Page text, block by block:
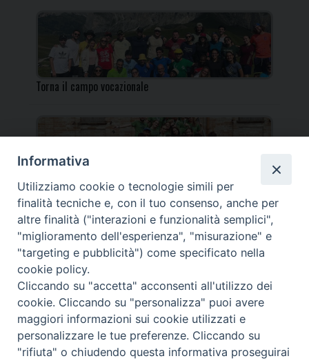
Torna il campo vocazionale
Torna il Campo Missionario Diocesano
_____________________________________________________
_____________________________
DIOCESI DI FANO FOSSOMBRONE CAGLI PERGOLA | Via Roma,
118 - 61032 FANO (PU) |
Tel. 0721 803737 o 826044 | Cod. Fiscale 90003900413
Note legali| Privacy
Informativa
Utilizziamo cookie o tecnologie simili per
finalità tecniche e, con il tuo consenso, anche per
altre finalità ("interazioni e funzionalità semplici",
"miglioramento dell'esperienza", "misurazione" e
"targeting e pubblicità") come specificato nella
cookie policy.
Cliccando su "accetta" acconsenti all'utilizzo dei
cookie. Cliccando su "personalizza" puoi avere
maggiori informazioni sui cookie utilizzati e
personalizzare le tue preferenze. Cliccando su
"rifiuta" o chiudendo questa informativa proseguirai